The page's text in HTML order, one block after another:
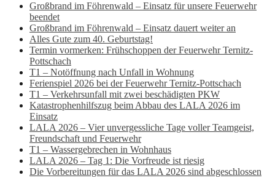
Großbrand im Föhrenwald – Einsatz für unsere Feuerwehr
beendet
Großbrand im Föhrenwald – Einsatz dauert weiter an
Alles Gute zum 40. Geburtstag!
Termin vormerken: Frühschoppen der Feuerwehr Ternitz-
Pottschach
T1 – Notöffnung nach Unfall in Wohnung
Ferienspiel 2026 bei der Feuerwehr Ternitz-Pottschach
T1 – Verkehrsunfall mit zwei beschädigten PKW
Katastrophenhilfszug beim Abbau des LALA 2026 im
Einsatz
LALA 2026 – Vier unvergessliche Tage voller Teamgeist,
Freundschaft und Feuerwehr
T1 – Wassergebrechen in Wohnhaus
LALA 2026 – Tag 1: Die Vorfreude ist riesig
Die Vorbereitungen für das LALA 2026 sind abgeschlossen